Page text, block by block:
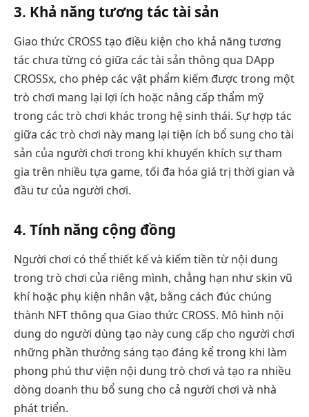
3. Khả năng tương tác tài sản
Giao thức CROSS tạo điều kiện cho khả năng tương
tác chưa từng có giữa các tài sản thông qua DApp
CROSSx, cho phép các vật phẩm kiếm được trong một
trò chơi mang lại lợi ích hoặc nâng cấp thẩm mỹ
trong các trò chơi khác trong hệ sinh thái. Sự hợp tác
giữa các trò chơi này mang lại tiện ích bổ sung cho tài
sản của người chơi trong khi khuyến khích sự tham
gia trên nhiều tựa game, tối đa hóa giá trị thời gian và
đầu tư của người chơi.
4. Tính năng cộng đồng
Người chơi có thể thiết kế và kiếm tiền từ nội dung
trong trò chơi của riêng mình, chẳng hạn như skin vũ
khí hoặc phụ kiện nhân vật, bằng cách đúc chúng
thành NFT thông qua Giao thức CROSS. Mô hình nội
dung do người dùng tạo này cung cấp cho người chơi
những phần thưởng sáng tạo đáng kể trong khi làm
phong phú thư viện nội dung trò chơi và tạo ra nhiều
dòng doanh thu bổ sung cho cả người chơi và nhà
phát triển.